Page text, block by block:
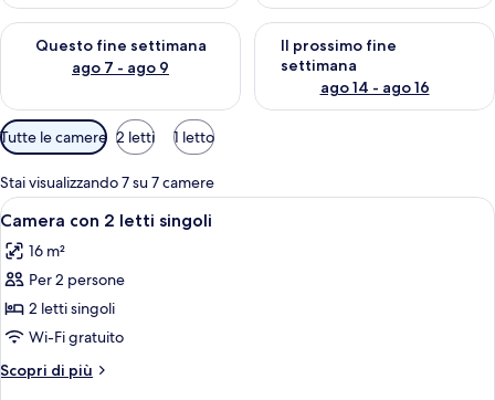
Questo fine settimana
ago 7 - ago 9
Verifica la disponibilità per questo fine settimana, ago 7 - ago
Il prossimo fine
settimana
ago 14 - ago 16
Verifica la disponibilità per il
Filtri
disponibili
per
le
camere
Tutte le camere 2 letti 1 letto
Stai visualizzando 7 su 7 camere
Apri
tutte
le
foto
per
Camera
con
2
Una camera d'albergo con due letti,
9
Camera con 2 letti singoli
16 m²
Per 2 persone
2 letti singoli
Wi-Fi gratuito
Scopri di più
Altri